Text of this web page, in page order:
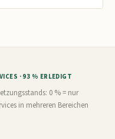
· 93 % ERLEDIGT
0 % = nur
in mehreren Bereichen